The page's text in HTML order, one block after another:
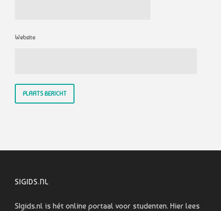
Website
SIGIDS.NL
SIgids.nl is hét online portaal voor studenten. Hier lees